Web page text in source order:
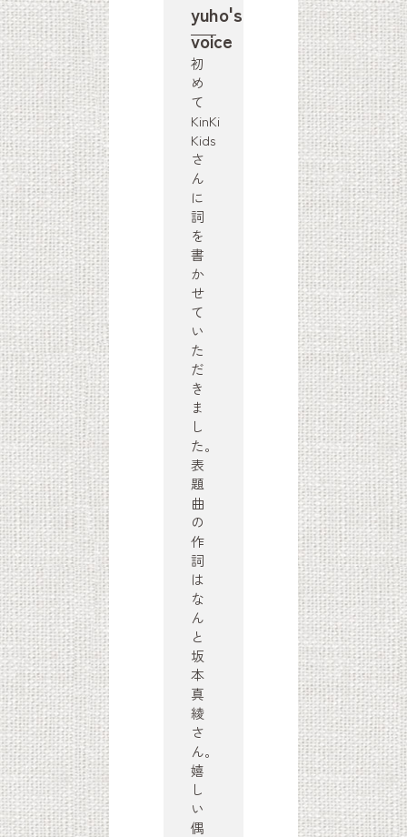
yuho's
voice
初
め
て
KinKi
Kids
さ
ん
に
詞
を
書
か
せ
て
い
た
だ
き
ま
し
た。
表
題
曲
の
作
詞
は
な
ん
と
坂
本
真
綾
さ
ん。
嬉
し
い
偶